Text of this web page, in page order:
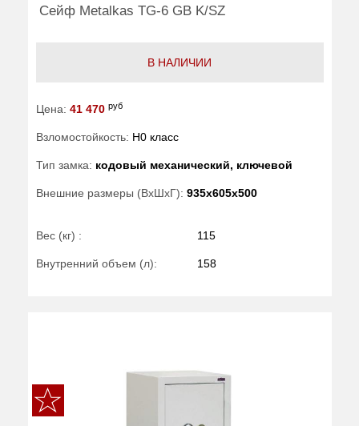
Сейф Metalkas TG-6 GB K/SZ
В НАЛИЧИИ
Цена: 41 470 руб
Взломостойкость: H0 класс
Тип замка: кодовый механический, ключевой
Внешние размеры (ВхШхГ): 935x605x500
Вес (кг) : 115
Внутренний объем (л): 158